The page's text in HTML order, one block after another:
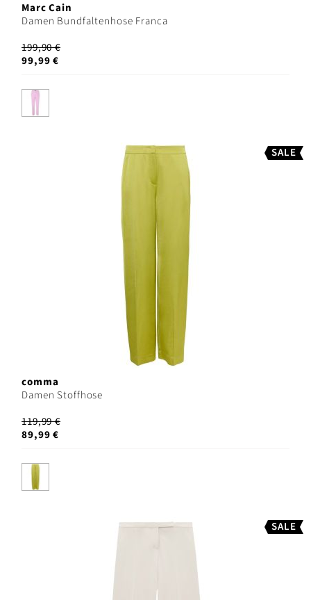
Marc Cain
Damen Bundfaltenhose Franca
199,90 €
99,99 €
SALE
comma
Damen Stoffhose
119,99 €
89,99 €
SALE